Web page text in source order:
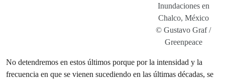
Inundaciones en
Chalco, México
© Gustavo Graf /
Greenpeace
No detendremos en estos últimos porque por la intensidad y la
frecuencia en que se vienen sucediendo en las últimas décadas, se